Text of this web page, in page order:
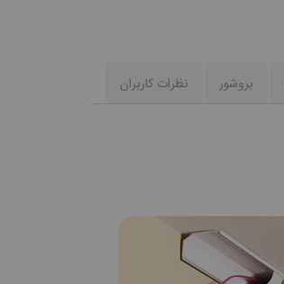
بروشور نظرات کاربران